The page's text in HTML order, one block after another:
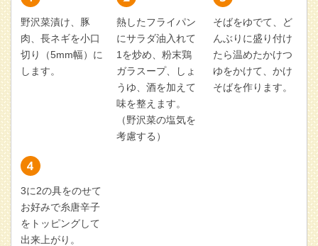
野沢菜漬け、豚
肉、長ネギを小口
切り（5mm幅）に
します。
熱したフライパン
にサラダ油入れて
1を炒め、粉末鶏
ガラスープ、しょ
うゆ、酒を加えて
味を整えます。
（野沢菜の塩気を
考慮する）
そばをゆでて、ど
んぶりに盛り付け
たら温めたかけつ
ゆをかけて、かけ
そばを作ります。
3に2の具をのせて
お好みで糸唐辛子
をトッピングして
出来上がり。